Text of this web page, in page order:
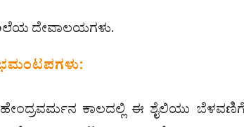
ದೇವಾಲಯಗಳು.
ಕಾಲದಲ್ಲಿ ಈ ಶೈಲಿಯು